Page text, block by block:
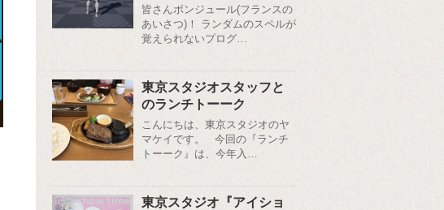
皆さんボンジュール(フランスの
あいさつ)！ ランダムのスペルが
覚えられないプログ…
東京スタジオスタッフと
のランチトーーク
こんにちは、東京スタジオのヤ
マケイです。 今回の『ランチ
トーーク』は、今年入…
東京スタジオ『アイショ